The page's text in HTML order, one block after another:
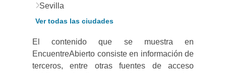
Sevilla
Ver todas las ciudades
El contenido que se muestra en
EncuentreAbierto consiste en información de
terceros, entre otras fuentes de acceso